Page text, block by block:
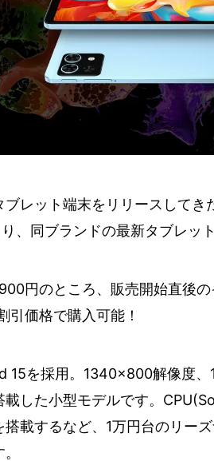
レット端末をリリースしてき
り、同ブランドの最新タブレッ
円のところ、販売開始直後の
引価格で購入可能！
15を採用。1340×800解像度
載した小型モデルです。
載するなど、1万円台のリー